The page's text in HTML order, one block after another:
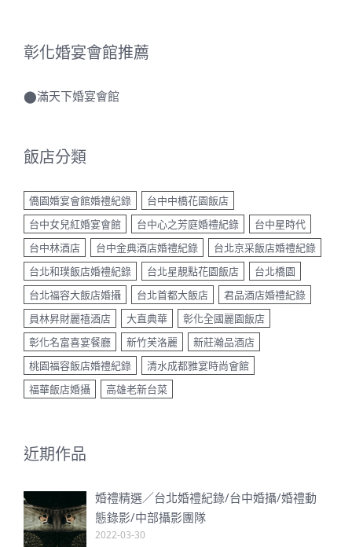
彰化婚宴會館推薦
⬤滿天下婚宴會館
飯店分類
僑園婚宴會館婚禮紀錄
台中中橋花園飯店
台中女兒紅婚宴會館
台中心之芳庭婚禮紀錄
台中星時代
台中林酒店
台中金典酒店婚禮紀錄
台北京采飯店婚禮紀錄
台北和璞飯店婚禮紀錄
台北星靚點花園飯店
台北橋園
台北福容大飯店婚攝
台北首都大飯店
君品酒店婚禮紀錄
員林昇財麗禧酒店
大直典華
彰化全國麗園飯店
彰化名富喜宴餐廳
新竹芙洛麗
新莊瀚品酒店
桃園福容飯店婚禮紀錄
清水成都雅宴時尚會館
福華飯店婚攝
高雄老新台菜
近期作品
婚禮精選／台北婚禮紀錄/台中婚攝/婚禮動
態錄影/中部攝影團隊
2022-03-30